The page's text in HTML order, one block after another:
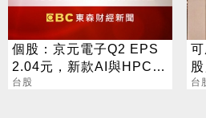
個股：京元電子Q2 EPS
2.04元，新款AI與HPC晶
片到位並放量，外資看好
台股 台